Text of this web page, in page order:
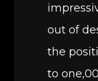
out of
the
to